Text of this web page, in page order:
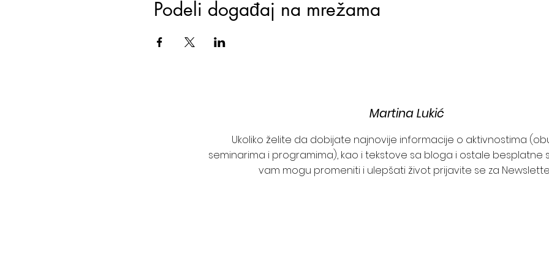
Podeli događaj na mrežama
Martina Lukić
Ukoliko želite da dobijate najnovije informacije o aktivnostima
seminarima i programima), kao i tekstove sa bloga i ostale besplatne
vam mogu promeniti i ulepšati život prijavite se za